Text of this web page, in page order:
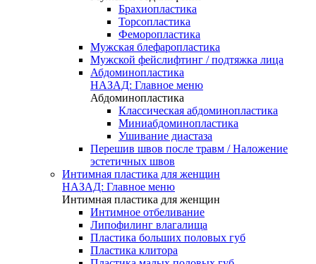
Брахиопластика
Торсопластика
Феморопластика
Мужская блефаропластика
Мужской фейслифтинг / подтяжка лица
Абдоминопластика
НАЗАД: Главное меню
Абдоминопластика
Классическая абдоминопластика
Миниабдоминопластика
Ушивание диастаза
Перешив швов после травм / Наложение
эстетичных швов
Интимная пластика для женщин
НАЗАД: Главное меню
Интимная пластика для женщин
Интимное отбеливание
Липофилинг влагалища
Пластика больших половых губ
Пластика клитора